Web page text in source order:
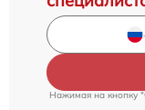
Нажимая на кнопку